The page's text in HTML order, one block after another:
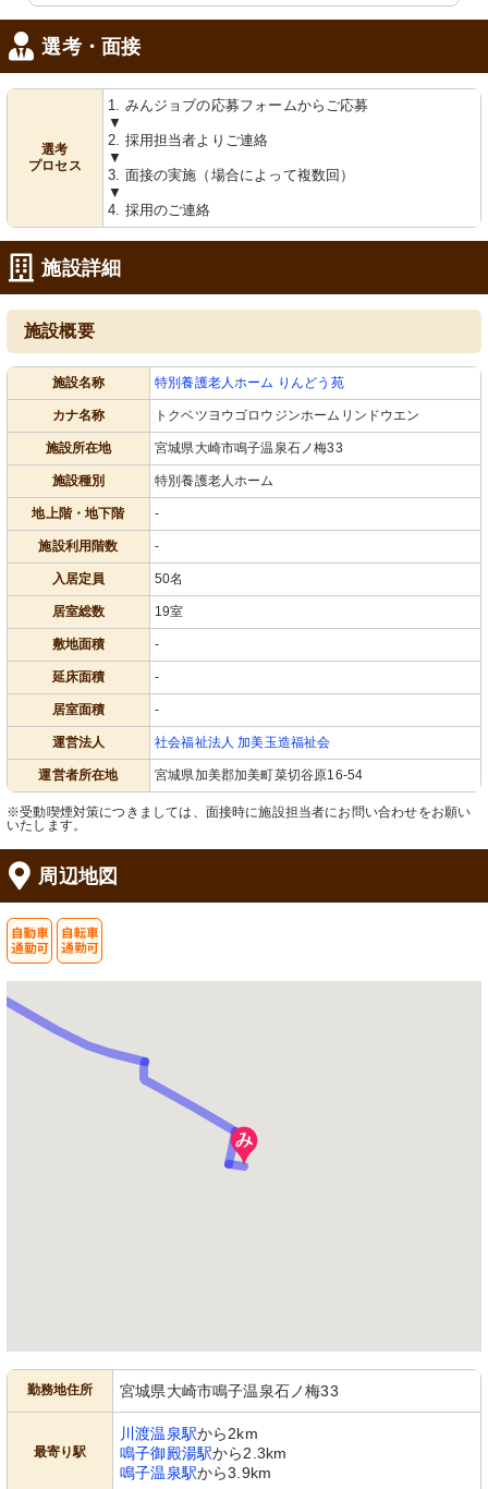
選考・面接
選考
プロセス
1. みんジョブの応募フォームからご応募
▼
2. 採用担当者よりご連絡
▼
3. 面接の実施（場合によって複数回）
▼
4. 採用のご連絡
施設詳細
施設概要
施設名称 特別養護老人ホーム りんどう苑
カナ名称 トクベツヨウゴロウジンホームリンドウエン
施設所在地 宮城県大崎市鳴子温泉石ノ梅33
施設種別 特別養護老人ホーム
地上階・地下階 -
施設利用階数 -
入居定員 50名
居室総数 19室
敷地面積 -
延床面積 -
居室面積 -
運営法人 社会福祉法人 加美玉造福祉会
運営者所在地 宮城県加美郡加美町菜切谷原16-54
※受動喫煙対策につきましては、面接時に施設担当者にお問い合わせをお願い
いたします。
周辺地図
勤務地住所 宮城県大崎市鳴子温泉石ノ梅33
最寄り駅
川渡温泉駅から2km
鳴子御殿湯駅から2.3km
鳴子温泉駅から3.9km